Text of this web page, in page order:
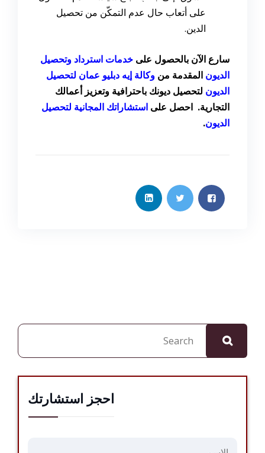
على أتعاب حال عدم التمكّن من تحصيل
الدين.
سارع الآن بالحصول على خدمات استرداد وتحصيل
الديون المقدمة من وكالة إيه دبليو عمان لتحصيل
الديون لتحصيل ديونك باحترافية وتعزيز أعمالك
التجارية. احصل على استشاراتك المجانية لتحصيل
الديون.
البحث
احجز استشارتك